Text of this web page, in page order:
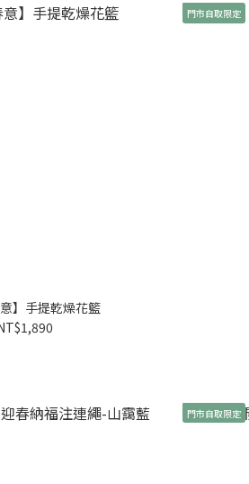
】手提乾燥花籃
門市自取限定
門市自取限定